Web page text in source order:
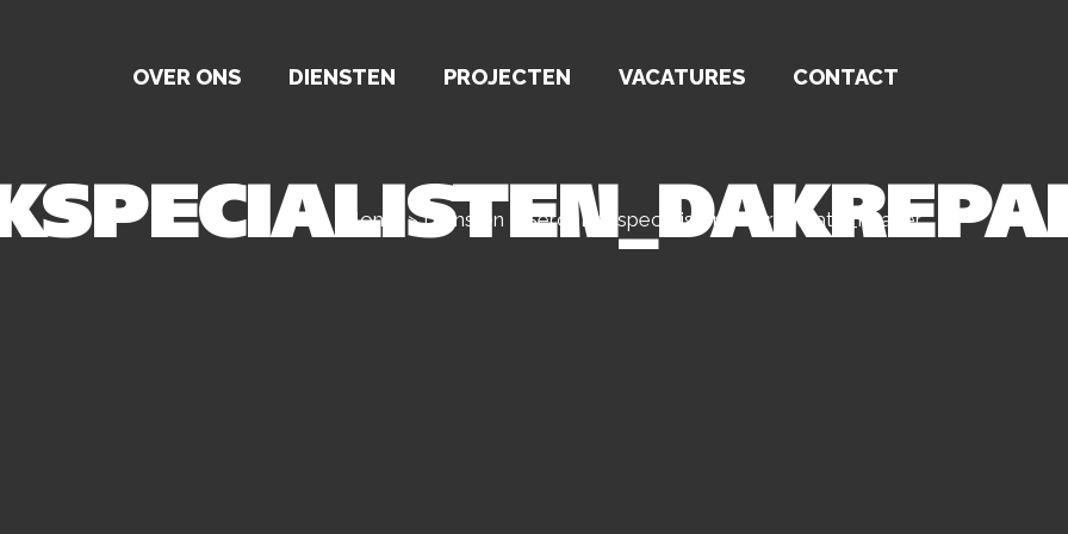
OVER ONS DIENSTEN PROJECTEN VACATURES CONTACT
Home >Diensten SercoDakspecialisten_dakreparatie_header